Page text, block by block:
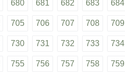
680 681 682 683 684
705 706 707 708 709
730 731 732 733 734
755 756 757 758 759